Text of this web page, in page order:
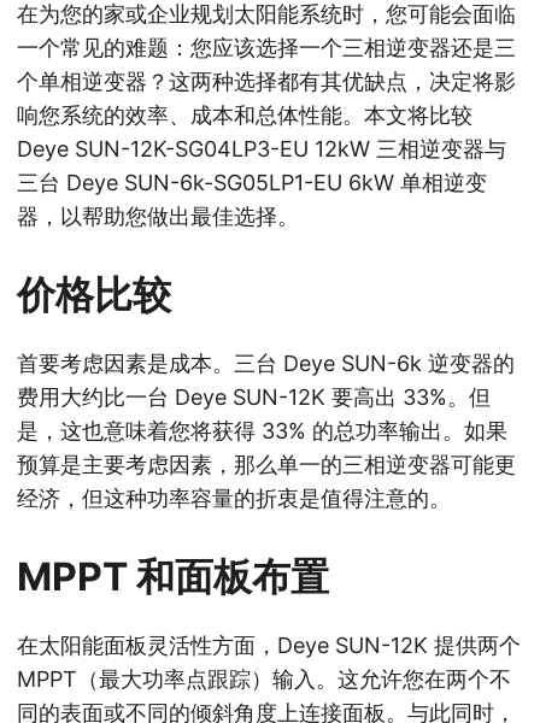
在为您的家或企业规划太阳能系统时，您可能会面临
一个常见的难题：您应该选择一个三相逆变器还是三
个单相逆变器？这两种选择都有其优缺点，决定将影
响您系统的效率、成本和总体性能。本文将比较
Deye SUN-12K-SG04LP3-EU 12kW 三相逆变器与
三台 Deye SUN-6k-SG05LP1-EU 6kW 单相逆变
器，以帮助您做出最佳选择。
价格比较
首要考虑因素是成本。三台 Deye SUN-6k 逆变器的
费用大约比一台 Deye SUN-12K 要高出 33%。但
是，这也意味着您将获得 33% 的总功率输出。如果
预算是主要考虑因素，那么单一的三相逆变器可能更
经济，但这种功率容量的折衷是值得注意的。
MPPT 和面板布置
在太阳能面板灵活性方面，Deye SUN-12K 提供两个
MPPT（最大功率点跟踪）输入。这允许您在两个不
同的表面或不同的倾斜角度上连接面板。与此同时，